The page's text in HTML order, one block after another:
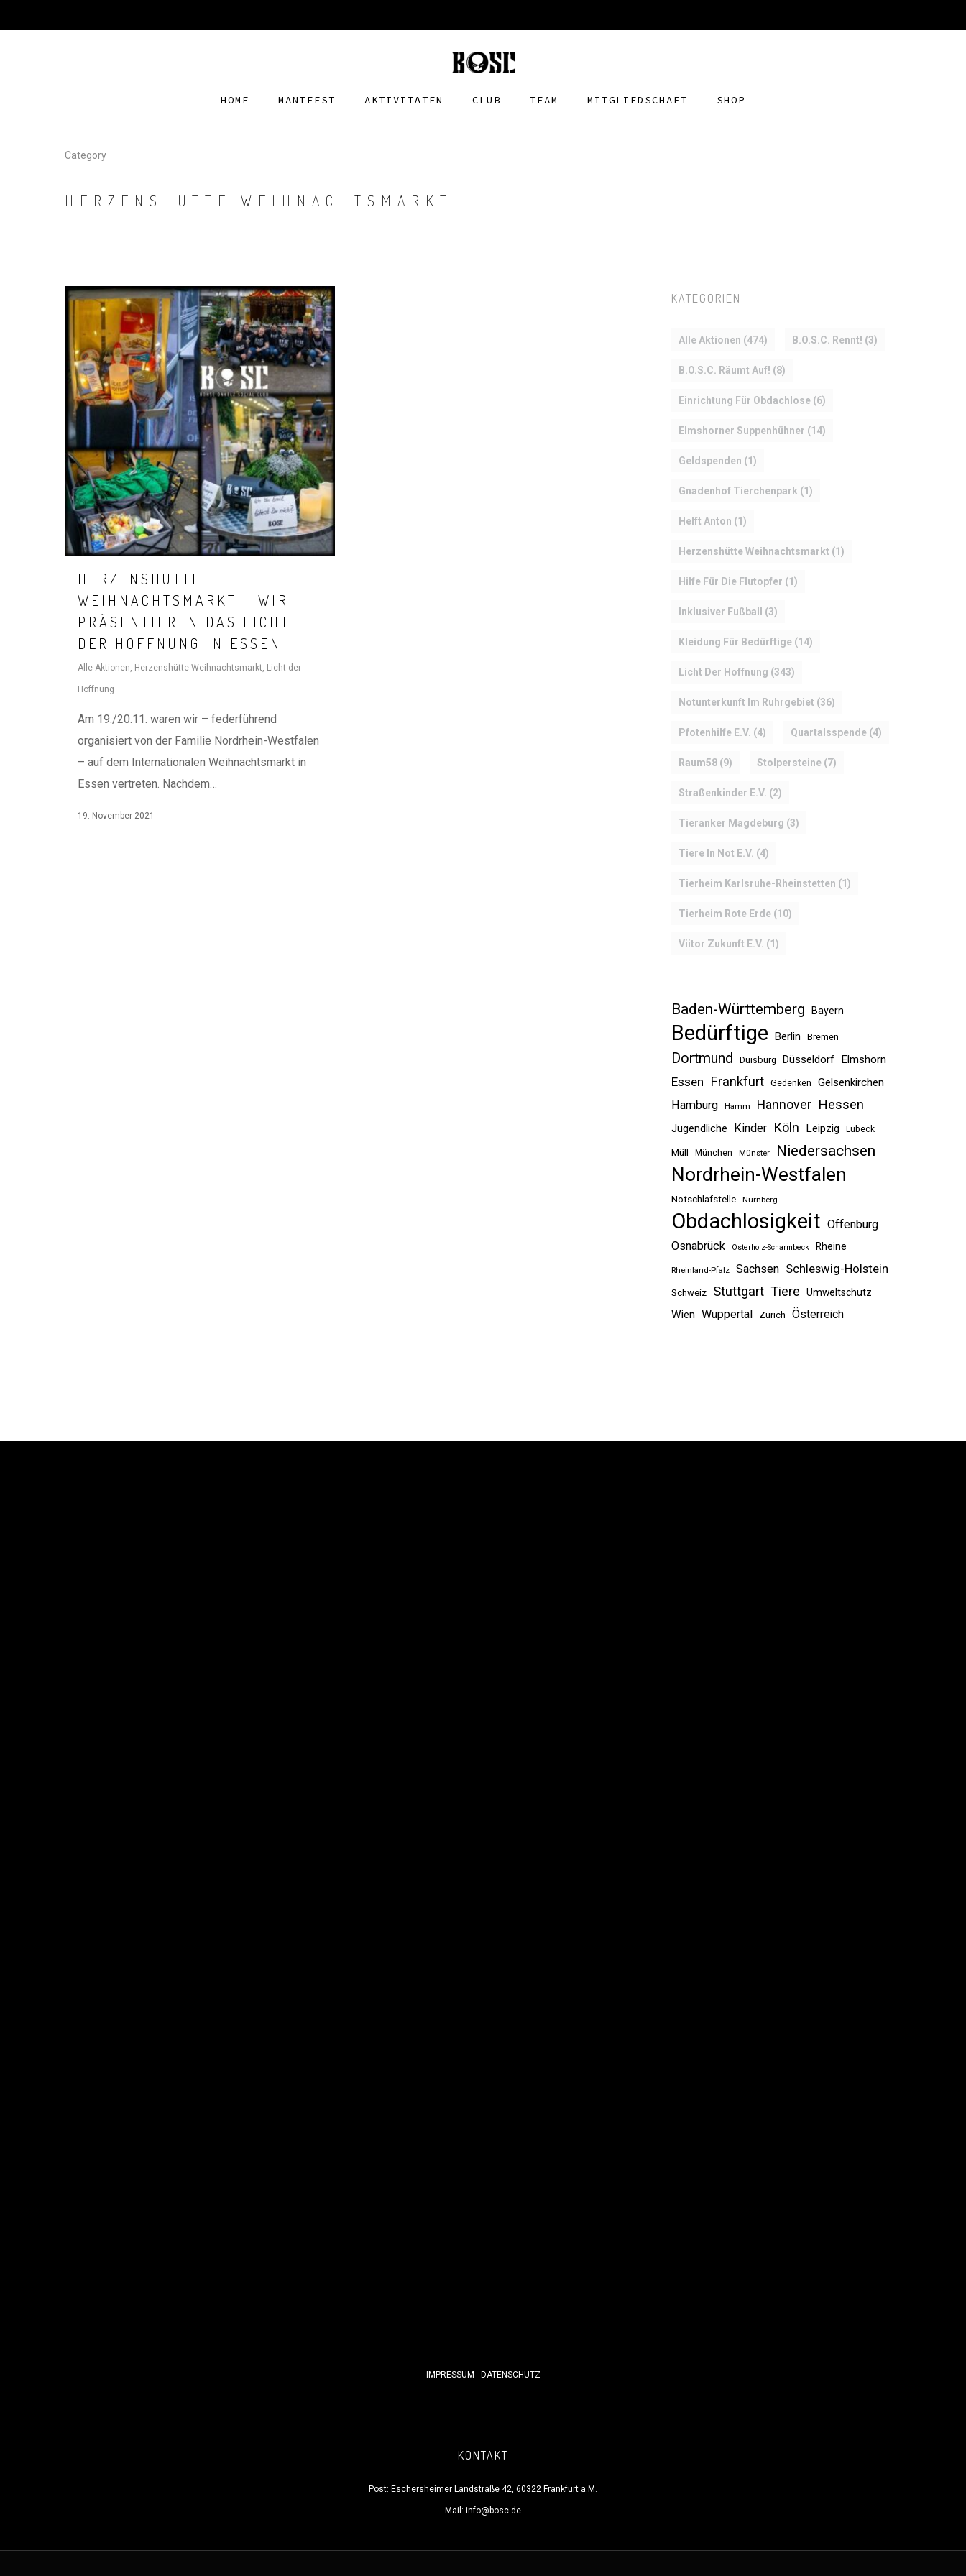
Hit enter to search or ESC to close
HOME MANIFEST AKTIVITÄTEN CLUB TEAM MITGLIEDSCHAFT SHOP
Category
HERZENSHÜTTE WEIHNACHTSMARKT
HERZENSHÜTTE
WEIHNACHTSMARKT – WIR
PRÄSENTIEREN DAS LICHT
DER HOFFNUNG IN ESSEN
Alle Aktionen, Herzenshütte Weihnachtsmarkt, Licht der
Hoffnung
Am 19./20.11. waren wir – federführend
organisiert von der Familie Nordrhein-Westfalen
– auf dem Internationalen Weihnachtsmarkt in
Essen vertreten. Nachdem…
19. November 2021
KATEGORIEN
Alle Aktionen (474) B.O.S.C. Rennt! (3)
B.O.S.C. Räumt Auf! (8)
Einrichtung Für Obdachlose(6)
Elmshorner Suppenhühner (14)
Geldspenden (1)
Gnadenhof Tierchenpark (1)
Helft Anton (1)
Herzenshütte Weihnachtsmarkt (1)
Hilfe Für Die Flutopfer (1)
Inklusiver Fußball (3)
Kleidung Für Bedürftige(14)
Licht Der Hoffnung (343)
Notunterkunft Im Ruhrgebiet (36)
Pfotenhilfe E.V. (4) Quartalsspende(4)
Raum58(9) Stolpersteine(7)
Straßenkinder E.V. (2)
Tieranker Magdeburg (3)
Tiere In Not E.V. (4)
Tierheim Karlsruhe-Rheinstetten (1)
Tierheim Rote Erde(10)
Viitor Zukunft E.V. (1)
Baden-Württemberg Bayern
Bedürftige Berlin Bremen
Dortmund Duisburg Düsseldorf Elmshorn
Essen Frankfurt Gedenken Gelsenkirchen
Hamburg Hamm Hannover Hessen
Jugendliche Kinder Köln Leipzig Lübeck
Müll München Münster Niedersachsen
Nordrhein-Westfalen
Notschlafstelle Nürnberg
Obdachlosigkeit Offenburg
Osnabrück
Osterholz-Scharmbeck Rheine
Rheinland-Pfalz Sachsen Schleswig-Holstein
Schweiz Stuttgart Tiere Umweltschutz
Wien Wuppertal Zürich Österreich
IMPRESSUM DATENSCHUTZ
KONTAKT
Post: Eschersheimer Landstraße 42, 60322 Frankfurt a.M.
Mail: info@bosc.de